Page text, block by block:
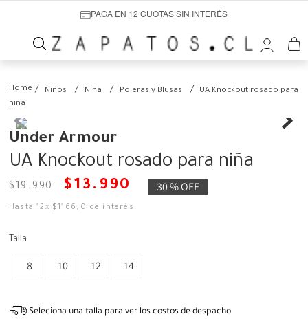
PAGA EN 12 CUOTAS SIN INTERÉS
Niños Niña Poleras y Blusas
UA Knockout rosado para
niña
Under Armour
UA Knockout rosado para niña
$19.990 $13 . 990 30 %OFF
Hasta12 x $1166 ,0 de interés
Talla
8 10 12 14
Seleciona una talla para ver los costos de despacho